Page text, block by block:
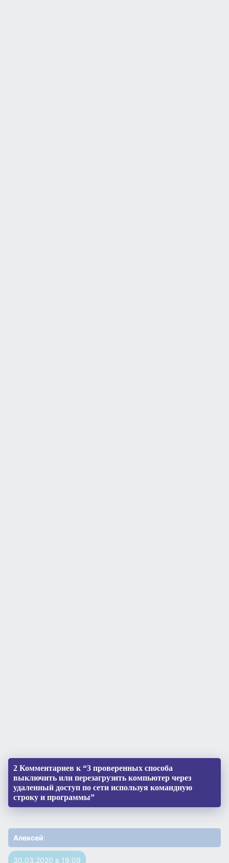
2 Комментариев к “3 проверенных способа
выключить или перезагрузить компьютер через
удаленный доступ по сети используя командную
строку и программы”
Алексей:
30.03.2020 в 19:09